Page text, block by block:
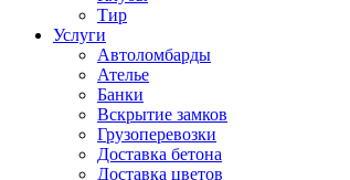
Тир
Услуги
Автоломбарды
Ателье
Банки
Вскрытие замков
Грузоперевозки
Доставка бетона
Доставка цветов